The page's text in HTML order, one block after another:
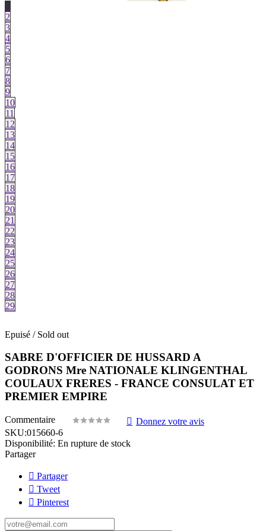
1
2
3
4
5
6
7
8
9
10
11
12
13
14
15
16
17
18
19
20
21
22
23
24
25
26
27
28
29
Epuisé / Sold out
SABRE D'OFFICIER DE HUSSARD A
GODRONS Mre NATIONALE KLINGENTHAL
COULAUX FRERES - FRANCE CONSULAT ET
PREMIER EMPIRE
Commentaire
Donnez votre avis
SKU:015660-6
Disponibilité: En rupture de stock
Partager
Partager
Tweet
Pinterest